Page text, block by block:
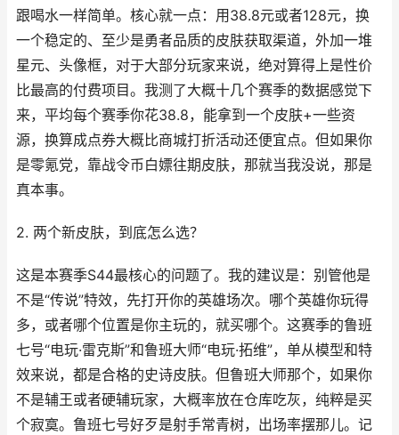
跟喝水一样简单。核心就一点：用38.8元或者128元，换
一个稳定的、至少是勇者品质的皮肤获取渠道，外加一堆
星元、头像框，对于大部分玩家来说，绝对算得上是性价
比最高的付费项目。我测了大概十几个赛季的数据感觉下
来，平均每个赛季你花38.8，能拿到一个皮肤+一些资
源，换算成点券大概比商城打折活动还便宜点。但如果你
是零氪党，靠战令币白嫖往期皮肤，那就当我没说，那是
真本事。
2. 两个新皮肤，到底怎么选？
这是本赛季S44最核心的问题了。我的建议是：别管他是
不是“传说”特效，先打开你的英雄场次。哪个英雄你玩得
多，或者哪个位置是你主玩的，就买哪个。这赛季的鲁班
七号“电玩·雷克斯”和鲁班大师“电玩·拓维”，单从模型和特
效来说，都是合格的史诗皮肤。但鲁班大师那个，如果你
不是辅王或者硬辅玩家，大概率放在仓库吃灰，纯粹是买
个寂寞。鲁班七号好歹是射手常青树，出场率摆那儿。记